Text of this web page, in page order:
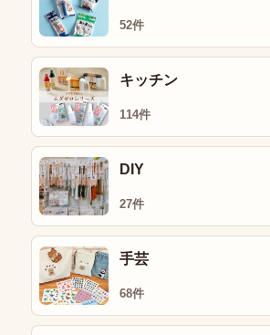
52件
キッチン
114件
DIY
27件
手芸
68件